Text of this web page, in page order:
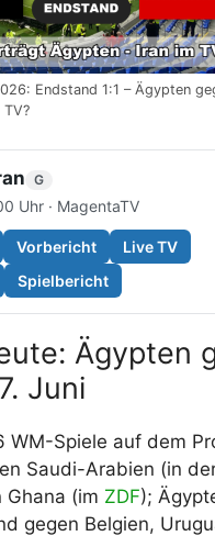
Endstand 1:1 – Ägypten
G
Uhr · MagentaTV
Vorbericht
Live TV
Spielbericht
Ägypten
Juni
WM-Spiele auf dem
Saudi-Arabien (in
Ghana (im ZDF);
gegen Belgien,